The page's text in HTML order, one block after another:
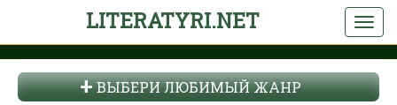
LITERATYRI.NET
ВЫБЕРИ ЛЮБИМЫЙ ЖАНР